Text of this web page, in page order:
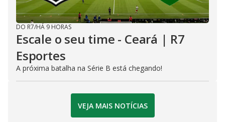
DO R7/HÁ 9 HORAS
Escale o seu time - Ceará | R7
Esportes
A próxima batalha na Série B está chegando!
VEJA MAIS NOTÍCIAS